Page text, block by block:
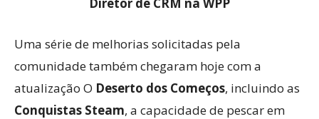
Uma série de melhorias solicitadas pela
comunidade também chegaram hoje com a
atualização O Deserto dos Começos, incluindo as
Conquistas Steam, a capacidade de pescar em